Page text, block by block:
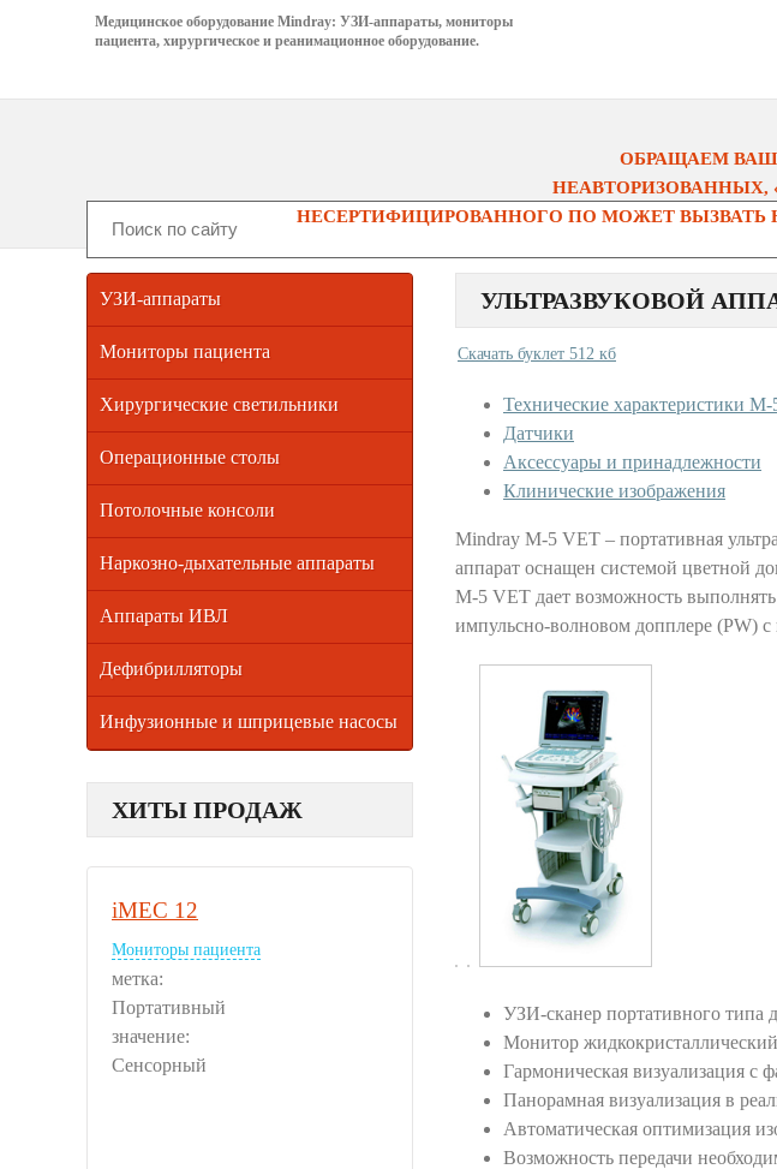
Медицинское оборудование Mindray: УЗИ-аппараты, мониторы
пациента, хирургическое и реанимационное оборудование.
ОБРАЩАЕМ
НЕАВТОРИЗОВАННЫХ,
НЕСЕРТИФИЦИРОВАННОГО ПО МОЖЕТ ВЫЗВАТЬ
УЗИ-аппараты
Мониторы пациента
Хирургические светильники
Операционные столы
Потолочные консоли
Наркозно-дыхательные аппараты
Аппараты ИВЛ
Дефибрилляторы
Инфузионные и шприцевые насосы
ХИТЫ ПРОДАЖ
iMEC 12
Мониторы пациента
метка:
Портативный
значение:
Сенсорный
УЛЬТРАЗВУКОВОЙ
Скачать буклет 512 кб
Технические характеристики
Датчики
Аксессуары и принадлежности
Клинические изображения
Mindray М-5 VET – портативная
аппарат оснащен системой цветной
М-5 VET дает возможность
импульсно-волновом допплере (PW)
УЗИ-сканер портативного типа
Монитор жидкокристаллический
Гармоническая визуализация с
Панорамная визуализация в
Автоматическая оптимизация
Возможность передачи